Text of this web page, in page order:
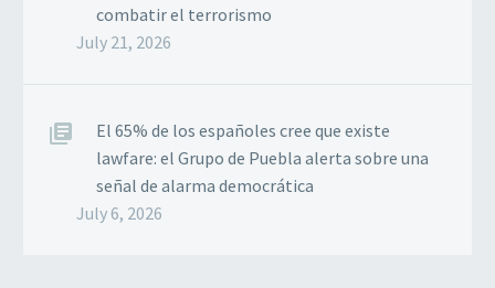
combatir el terrorismo
July 21, 2026
El 65% de los españoles cree que existe
lawfare: el Grupo de Puebla alerta sobre una
señal de alarma democrática
July 6, 2026